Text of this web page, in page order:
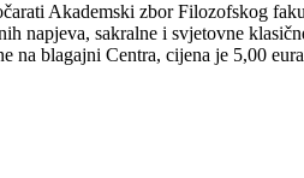
Akademski zbor Filozofskog
napjeva, sakralne i svjetovne
blagajni Centra, cijena je 5,00